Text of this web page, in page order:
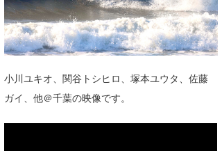
会員メニュー
今月のプレゼント
小川ユキオ、関谷トシヒロ、塚本ユウタ、佐藤
ガイ、他＠千葉の映像です。
湘南
千葉北
伊豆
お知らせ
その他
ルール＆How to